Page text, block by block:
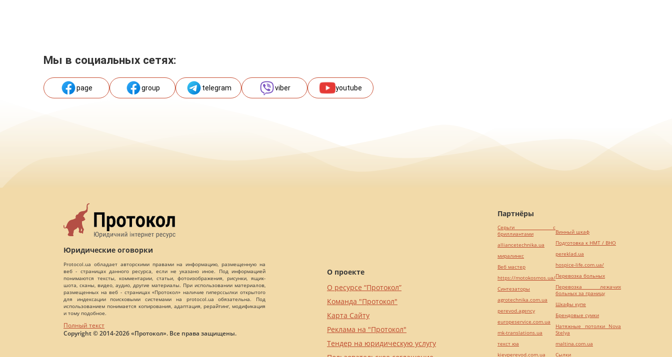
Мы в социальных сетях:
page group telegram viber youtube
Юридические оговорки
Protocol.ua обладает авторскими правами на информацию, размещенную на
веб - страницах данного ресурса, если не указано иное. Под информацией
понимаются тексты, комментарии, статьи, фотоизображения, рисунки, ящик-
шота, сканы, видео, аудио, другие материалы. При использовании материалов,
размещенных на веб - страницах «Протокол» наличие гиперссылки открытого
для индексации поисковыми системами на protocol.ua обязательна. Под
использованием понимается копирования, адаптация, рерайтинг, модификация
и тому подобное.
Полный текст
Copyright © 2014-2026 «Протокол». Все права защищены.
О проекте
О ресурсе “Протокол”
Команда "Протокол"
Карта Сайту
Реклама на "Протокол"
Тендер на юридическую услугу
Партнёры
Серьги с
бриллиантами
alliancetechnika.ua
миралинкс
Веб мастер
https://motokosmos.ua/
Синтезаторы
agrotechnika.com.ua
perevod.agency
europeservice.com.ua
mk-translations.ua
текст юа
kievperevod.com.ua
Винный шкаф
Подготовка к НМТ / ВНО
pereklad.ua
hospice-life.com.ua/
Перевозка больных
Перевозка лежачих
больных за границу
Шкафы купе
Брендовые сумки
Натяжные потолки Nova
Stelya
maltina.com.ua
Cылки